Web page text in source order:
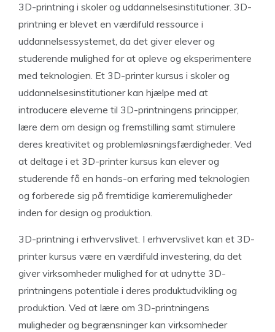
3D-printning i skoler og uddannelsesinstitutioner. 3D-
printning er blevet en værdifuld ressource i
uddannelsessystemet, da det giver elever og
studerende mulighed for at opleve og eksperimentere
med teknologien. Et 3D-printer kursus i skoler og
uddannelsesinstitutioner kan hjælpe med at
introducere eleverne til 3D-printningens principper,
lære dem om design og fremstilling samt stimulere
deres kreativitet og problemløsningsfærdigheder. Ved
at deltage i et 3D-printer kursus kan elever og
studerende få en hands-on erfaring med teknologien
og forberede sig på fremtidige karrieremuligheder
inden for design og produktion.
3D-printning i erhvervslivet. I erhvervslivet kan et 3D-
printer kursus være en værdifuld investering, da det
giver virksomheder mulighed for at udnytte 3D-
printningens potentiale i deres produktudvikling og
produktion. Ved at lære om 3D-printningens
muligheder og begrænsninger kan virksomheder